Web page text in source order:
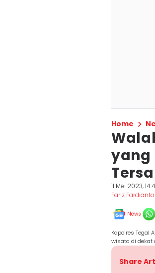
Home
yang
11 Mei 2023,
Fariz Fardianto
News
Kapolres Tegal
wisata di dekat
Share